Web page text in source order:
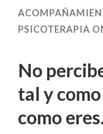
PSICOTERAPIA
No
tal y
como eres.